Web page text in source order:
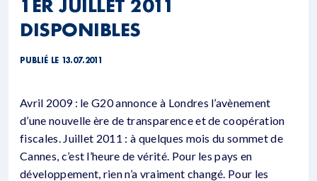
1ER JUILLET 2011
DISPONIBLES
PUBLIÉ LE 13.07.2011
Avril 2009 : le G20 annonce à Londres l’avènement
d’une nouvelle ère de transparence et de coopération
fiscales. Juillet 2011 : à quelques mois du sommet de
Cannes, c’est l’heure de vérité. Pour les pays en
développement, rien n’a vraiment changé. Pour les